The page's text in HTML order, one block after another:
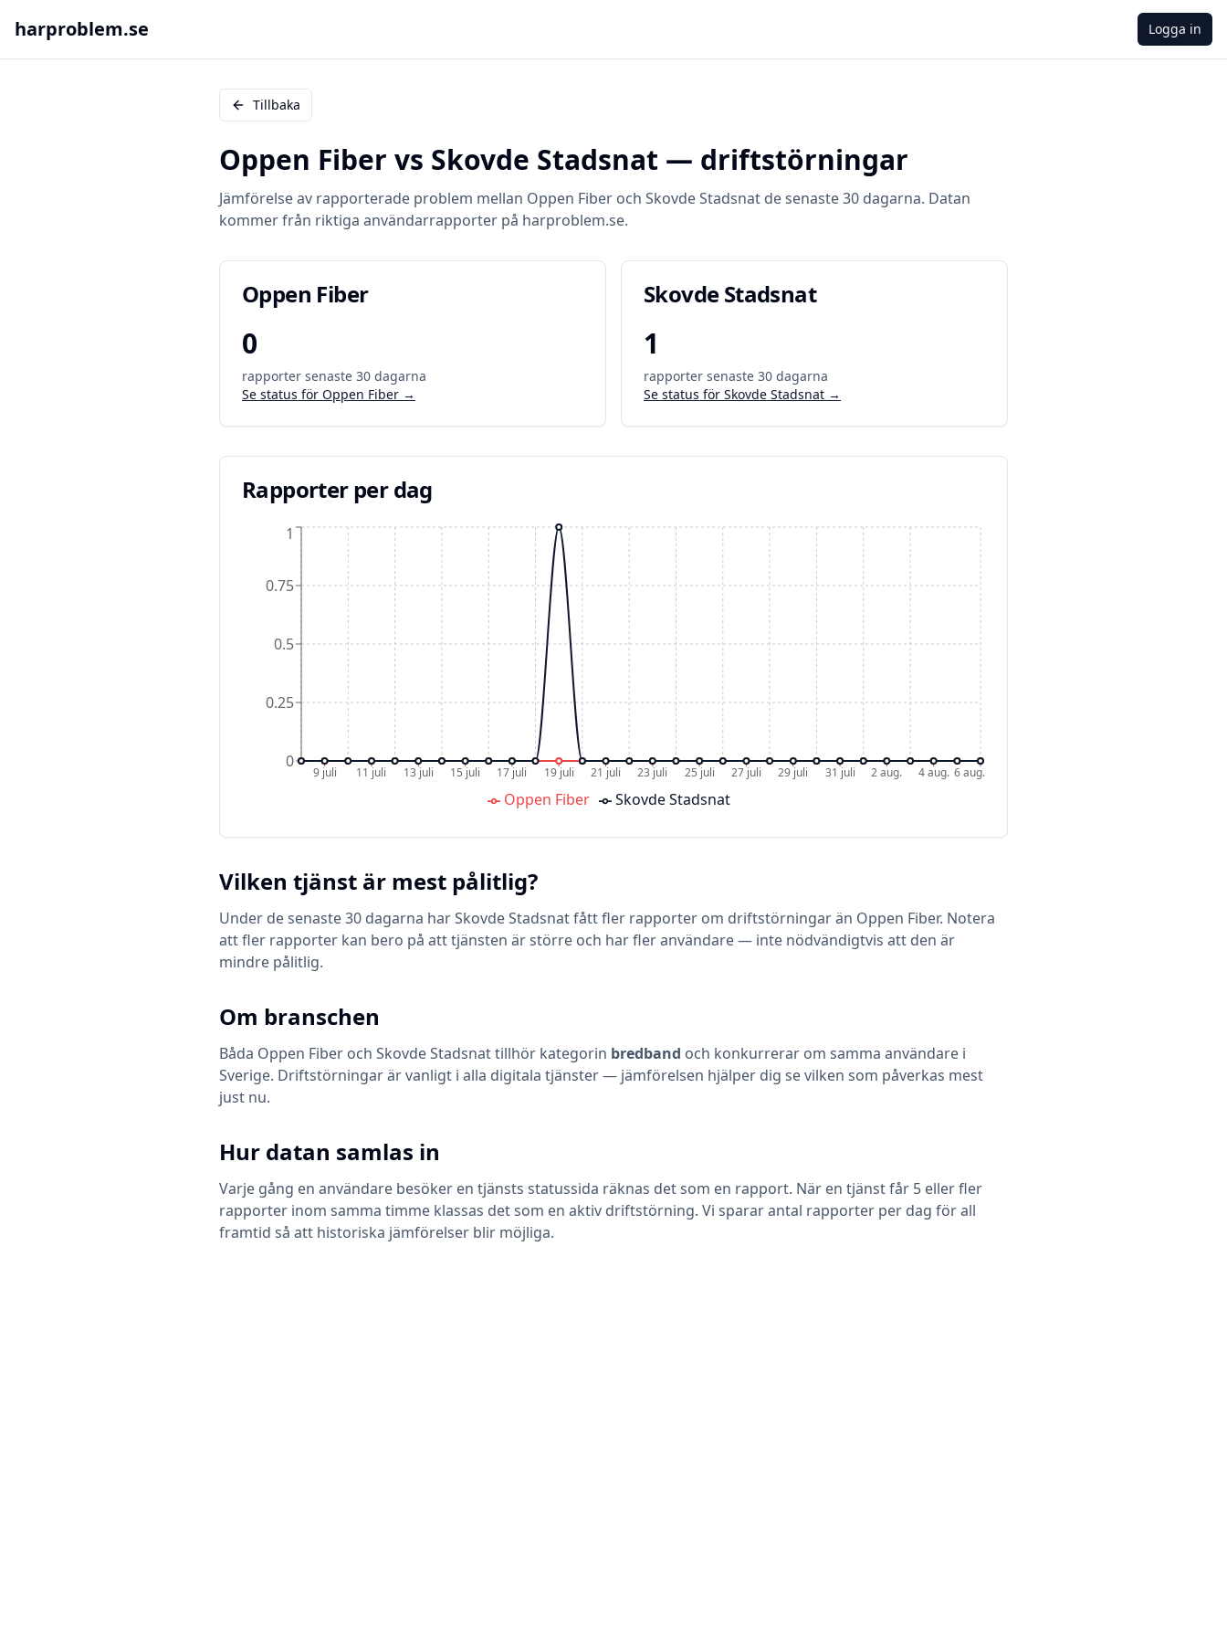
harproblem.se Logga in
Tillbaka
Oppen Fiber vs Skovde Stadsnat — driftstörningar
Jämförelse av rapporterade problem mellan Oppen Fiber och Skovde Stadsnat de senaste 30 dagarna. Datan
kommer från riktiga användarrapporter på harproblem.se.
Oppen Fiber
0
rapporter senaste 30 dagarna
Se status för Oppen Fiber →
Skovde Stadsnat
1
rapporter senaste 30 dagarna
Se status för Skovde Stadsnat →
Rapporter per dag
9 juli 11 juli 13 juli 15 juli 17 juli 19 juli 21 juli 23 juli 25 juli 27 juli 29 juli 31 juli 2 aug. 4 aug. 6 aug.
0
0.25
0.5
0.75
1
Oppen Fiber Skovde Stadsnat
Vilken tjänst är mest pålitlig?
Under de senaste 30 dagarna har Skovde Stadsnat fått fler rapporter om driftstörningar än Oppen Fiber. Notera
att fler rapporter kan bero på att tjänsten är större och har fler användare — inte nödvändigtvis att den är
mindre pålitlig.
Om branschen
Båda Oppen Fiber och Skovde Stadsnattillhör kategorin bredband och konkurrerar om samma användare i
Sverige. Driftstörningar är vanligt i alla digitala tjänster — jämförelsen hjälper dig se vilken som påverkas mest
just nu.
Hur datan samlas in
Varje gång en användare besöker en tjänsts statussida räknas det som en rapport. När en tjänst får 5 eller fler
rapporter inom samma timme klassas det som en aktiv driftstörning. Vi sparar antal rapporter per dag för all
framtid så att historiska jämförelser blir möjliga.